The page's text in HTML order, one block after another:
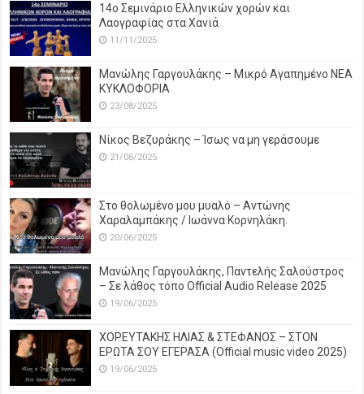
14o Σεμινάριο Ελληνικών χορών και
Λαογραφίας στα Χανιά
11/11/2025
Μανώλης Γαργουλάκης – Μικρό Αγαπημένο NEΑ
ΚΥΚΛΟΦΟΡΙΑ
23/08/2025
Νίκος Βεζυράκης – Ίσως να μη γεράσουμε
21/06/2025
Στο θολωμένο μου μυαλό – Αντώνης
Χαραλαμπάκης / Ιωάννα Κορνηλάκη.
20/06/2025
Μανώλης Γαργουλάκης, Παντελής Σαλούστρος
– Σε λάθος τόπο Official Audio Release 2025
19/06/2025
ΧΟΡΕΥΤΑΚΗΣ ΗΛΙΑΣ & ΣΤΕΦΑΝΟΣ – ΣΤΟΝ
ΕΡΩΤΑ ΣΟΥ ΕΓΕΡΑΣΑ (Official music video 2025)
19/06/2025